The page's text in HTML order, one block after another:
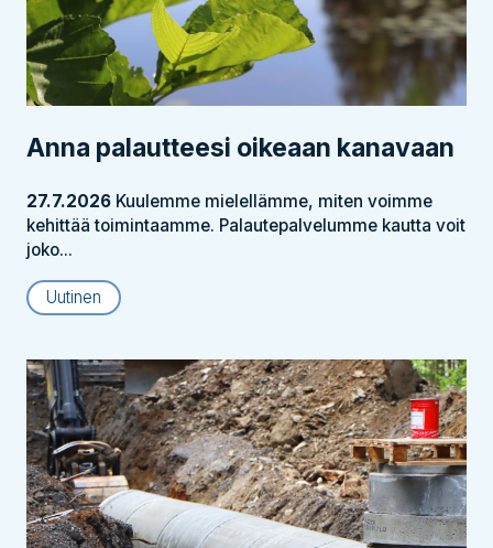
Anna palautteesi oikeaan kanavaan
27.7.2026 Kuulemme mielellämme, miten voimme
kehittää toimintaamme. Palautepalvelumme kautta voit
joko...
Uutinen